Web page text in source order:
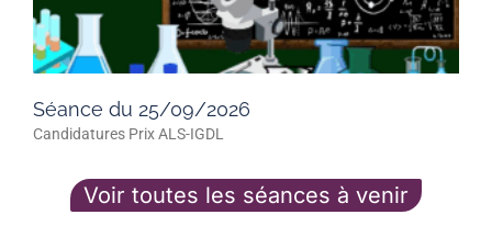
Séance du 25/09/2026
Candidatures Prix ALS-IGDL
Voir toutes les séances à venir